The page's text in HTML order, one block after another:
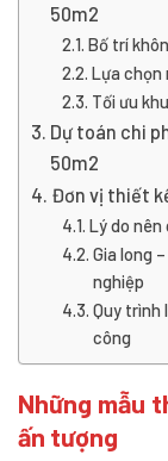
50m2
Bố trí
Lựa chọn
Tối ưu
Dự toán chi
50m2
Đơn vị thiết
Lý do
Gia long
nghiệp
Quy trình
công
Những mẫu
ấn tượng